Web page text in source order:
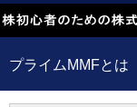
プライムMMFとは